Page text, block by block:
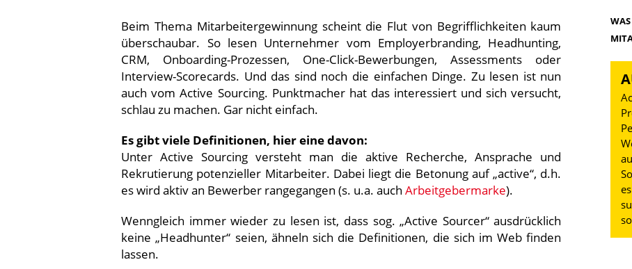
Beim Thema Mitarbeitergewinnung scheint die Flut von Begrifflichkeiten kaum
überschaubar. So lesen Unternehmer vom Employerbranding, Headhunting,
CRM, Onboarding-Prozessen, One-Click-Bewerbungen, Assessments oder
Interview-Scorecards. Und das sind noch die einfachen Dinge. Zu lesen ist nun
auch vom Active Sourcing. Punktmacher hat das interessiert und sich versucht,
schlau zu machen. Gar nicht einfach.
Es gibt viele Definitionen, hier eine davon:
Unter Active Sourcing versteht man die aktive Recherche, Ansprache und
Rekrutierung potenzieller Mitarbeiter. Dabei liegt die Betonung auf „active“, d.h.
es wird aktiv an Bewerber rangegangen (s. u.a. auchArbeitgebermarke).
Wenngleich immer wieder zu lesen ist, dass sog. „Active Sourcer“ ausdrücklich
keine „Headhunter“ seien, ähneln sich die Definitionen, die sich im Web finden
lassen.